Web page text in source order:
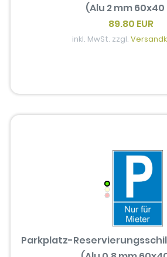
(Alu 2 mm
89.80 EUR
inkl. MwSt. zzgl.
Parkplatz-